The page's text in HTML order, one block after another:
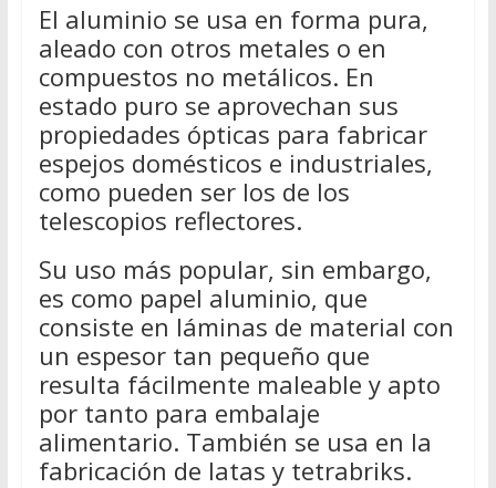
El aluminio se usa en forma pura,
aleado con otros metales o en
compuestos no metálicos. En
estado puro se aprovechan sus
propiedades ópticas para fabricar
espejos domésticos e industriales,
como pueden ser los de los
telescopios reflectores.
Su uso más popular, sin embargo,
es como papel aluminio, que
consiste en láminas de material con
un espesor tan pequeño que
resulta fácilmente maleable y apto
por tanto para embalaje
alimentario. También se usa en la
fabricación de latas y tetrabriks.